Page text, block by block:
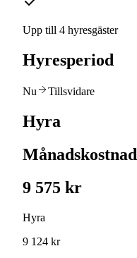
Upp till 4 hyresgäster
Hyresperiod
Nu Tillsvidare
Hyra
Månadskostnad
9 575 kr
Hyra
9 124 kr